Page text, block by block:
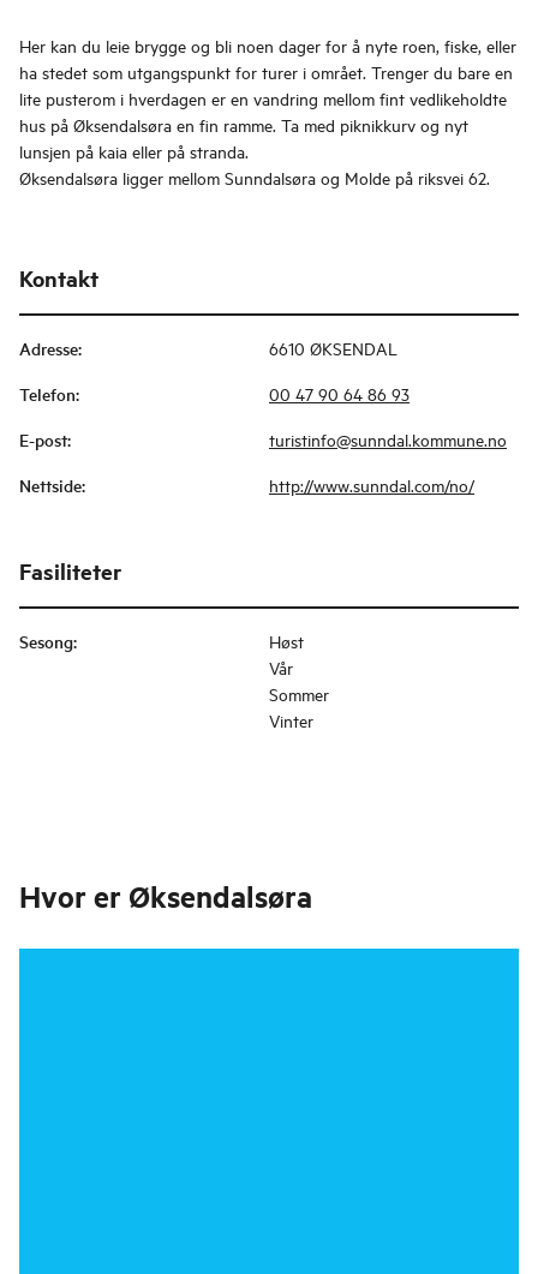
Her kan du leie brygge og bli noen dager for å nyte roen, fiske, eller
ha stedet som utgangspunkt for turer i områet. Trenger du bare en
lite pusterom i hverdagen er en vandring mellom fint vedlikeholdte
hus på Øksendalsøra en fin ramme. Ta med piknikkurv og nyt
lunsjen på kaia eller på stranda.
Øksendalsøra ligger mellom Sunndalsøra og Molde på riksvei 62.
Kontakt
Adresse: 6610 ØKSENDAL
Telefon: 00 47 90 64 86 93
E-post: turistinfo@sunndal.kommune.no
Nettside: http://www.sunndal.com/no/
Fasiliteter
Sesong:
Høst
Vår
Sommer
Vinter
Hvor er Øksendalsøra